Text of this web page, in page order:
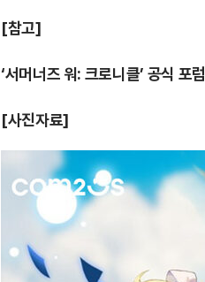
[참고]
‘서머너즈 워: 크로니클’ 공식 포럼
[사진자료]